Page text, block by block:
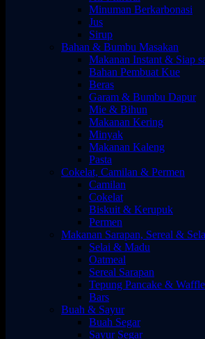
Minuman Berkarbonasi
Jus
Sirup
Bahan & Bumbu Masakan
Makanan Instant & Siap
Bahan Pembuat Kue
Beras
Garam & Bumbu Dapur
Mie & Bihun
Makanan Kering
Minyak
Makanan Kaleng
Pasta
Cokelat, Camilan & Permen
Camilan
Cokelat
Biskuit & Kerupuk
Permen
Makanan Sarapan, Sereal &
Selai & Madu
Oatmeal
Sereal Sarapan
Tepung Pancake & Waffle
Bars
Buah & Sayur
Buah Segar
Sayur Segar